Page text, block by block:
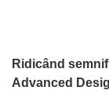
Ridicând
Advanced